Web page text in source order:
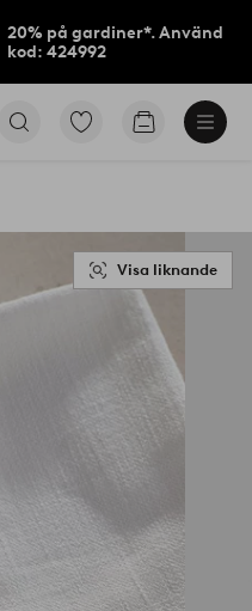
20% på gardiner*. Använd
kod: 424992
Gå
Gå
Visa liknande